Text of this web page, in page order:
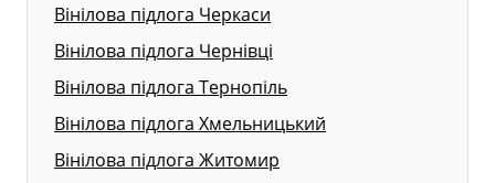
Вінілова підлога Черкаси
Вінілова підлога Чернівці
Вінілова підлога Тернопіль
Вінілова підлога Хмельницький
Вінілова підлога Житомир